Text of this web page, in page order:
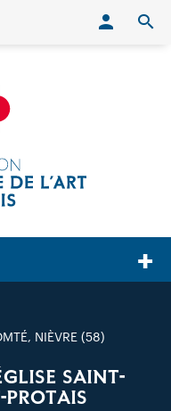
NIÈVRE (58)
SAINT-